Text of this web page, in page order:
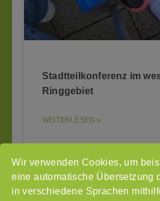
Stadtteilkonferenz im
Ringgebiet
WEITERLESEN »
1 … 31 32 33 34
Wir verwenden Cookies, um
eine automatische Übersetzung
in verschiedene Sprachen